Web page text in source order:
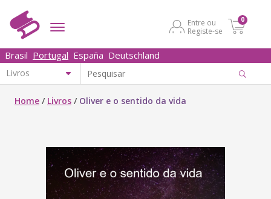
Entre ou
Registe-se
0
Brasil Portugal España Deutschland
Home / Livros / Oliver e o sentido da vida